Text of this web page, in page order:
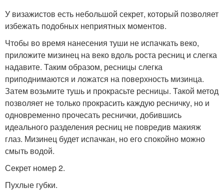
У визажистов есть небольшой секрет, который позволяет
избежать подобных неприятных моментов.
Чтобы во время нанесения туши не испачкать веко,
приложите мизинец на веко вдоль роста ресниц и слегка
надавите. Таким образом, ресницы слегка
приподнимаются и ложатся на поверхность мизинца.
Затем возьмите тушь и прокрасьте ресницы. Такой метод
позволяет не только прокрасить каждую ресничку, но и
одновременно прочесать реснички, добившись
идеального разделения ресниц не повредив макияж
глаз. Мизинец будет испачкан, но его спокойно можно
смыть водой.
Секрет номер 2.
Пухлые губки.